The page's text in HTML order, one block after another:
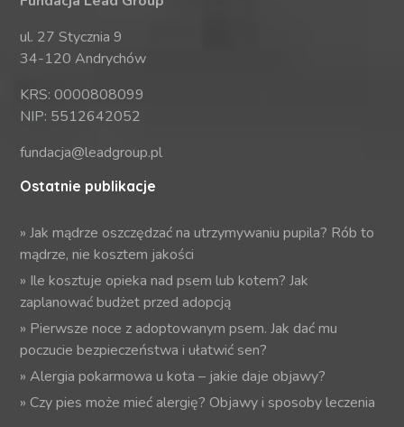
ul. 27 Stycznia 9
34-120 Andrychów
KRS: 0000808099
NIP: 5512642052
fundacja@leadgroup.pl
Ostatnie publikacje
»Jak mądrze oszczędzać na utrzymywaniu pupila? Rób to
mądrze, nie kosztem jakości
» Ile kosztuje opieka nad psem lub kotem? Jak
zaplanować budżet przed adopcją
» Pierwsze noce z adoptowanym psem. Jak dać mu
poczucie bezpieczeństwa i ułatwić sen?
»Alergia pokarmowa u kota – jakie daje objawy?
»Czy pies może mieć alergię? Objawy i sposoby leczenia